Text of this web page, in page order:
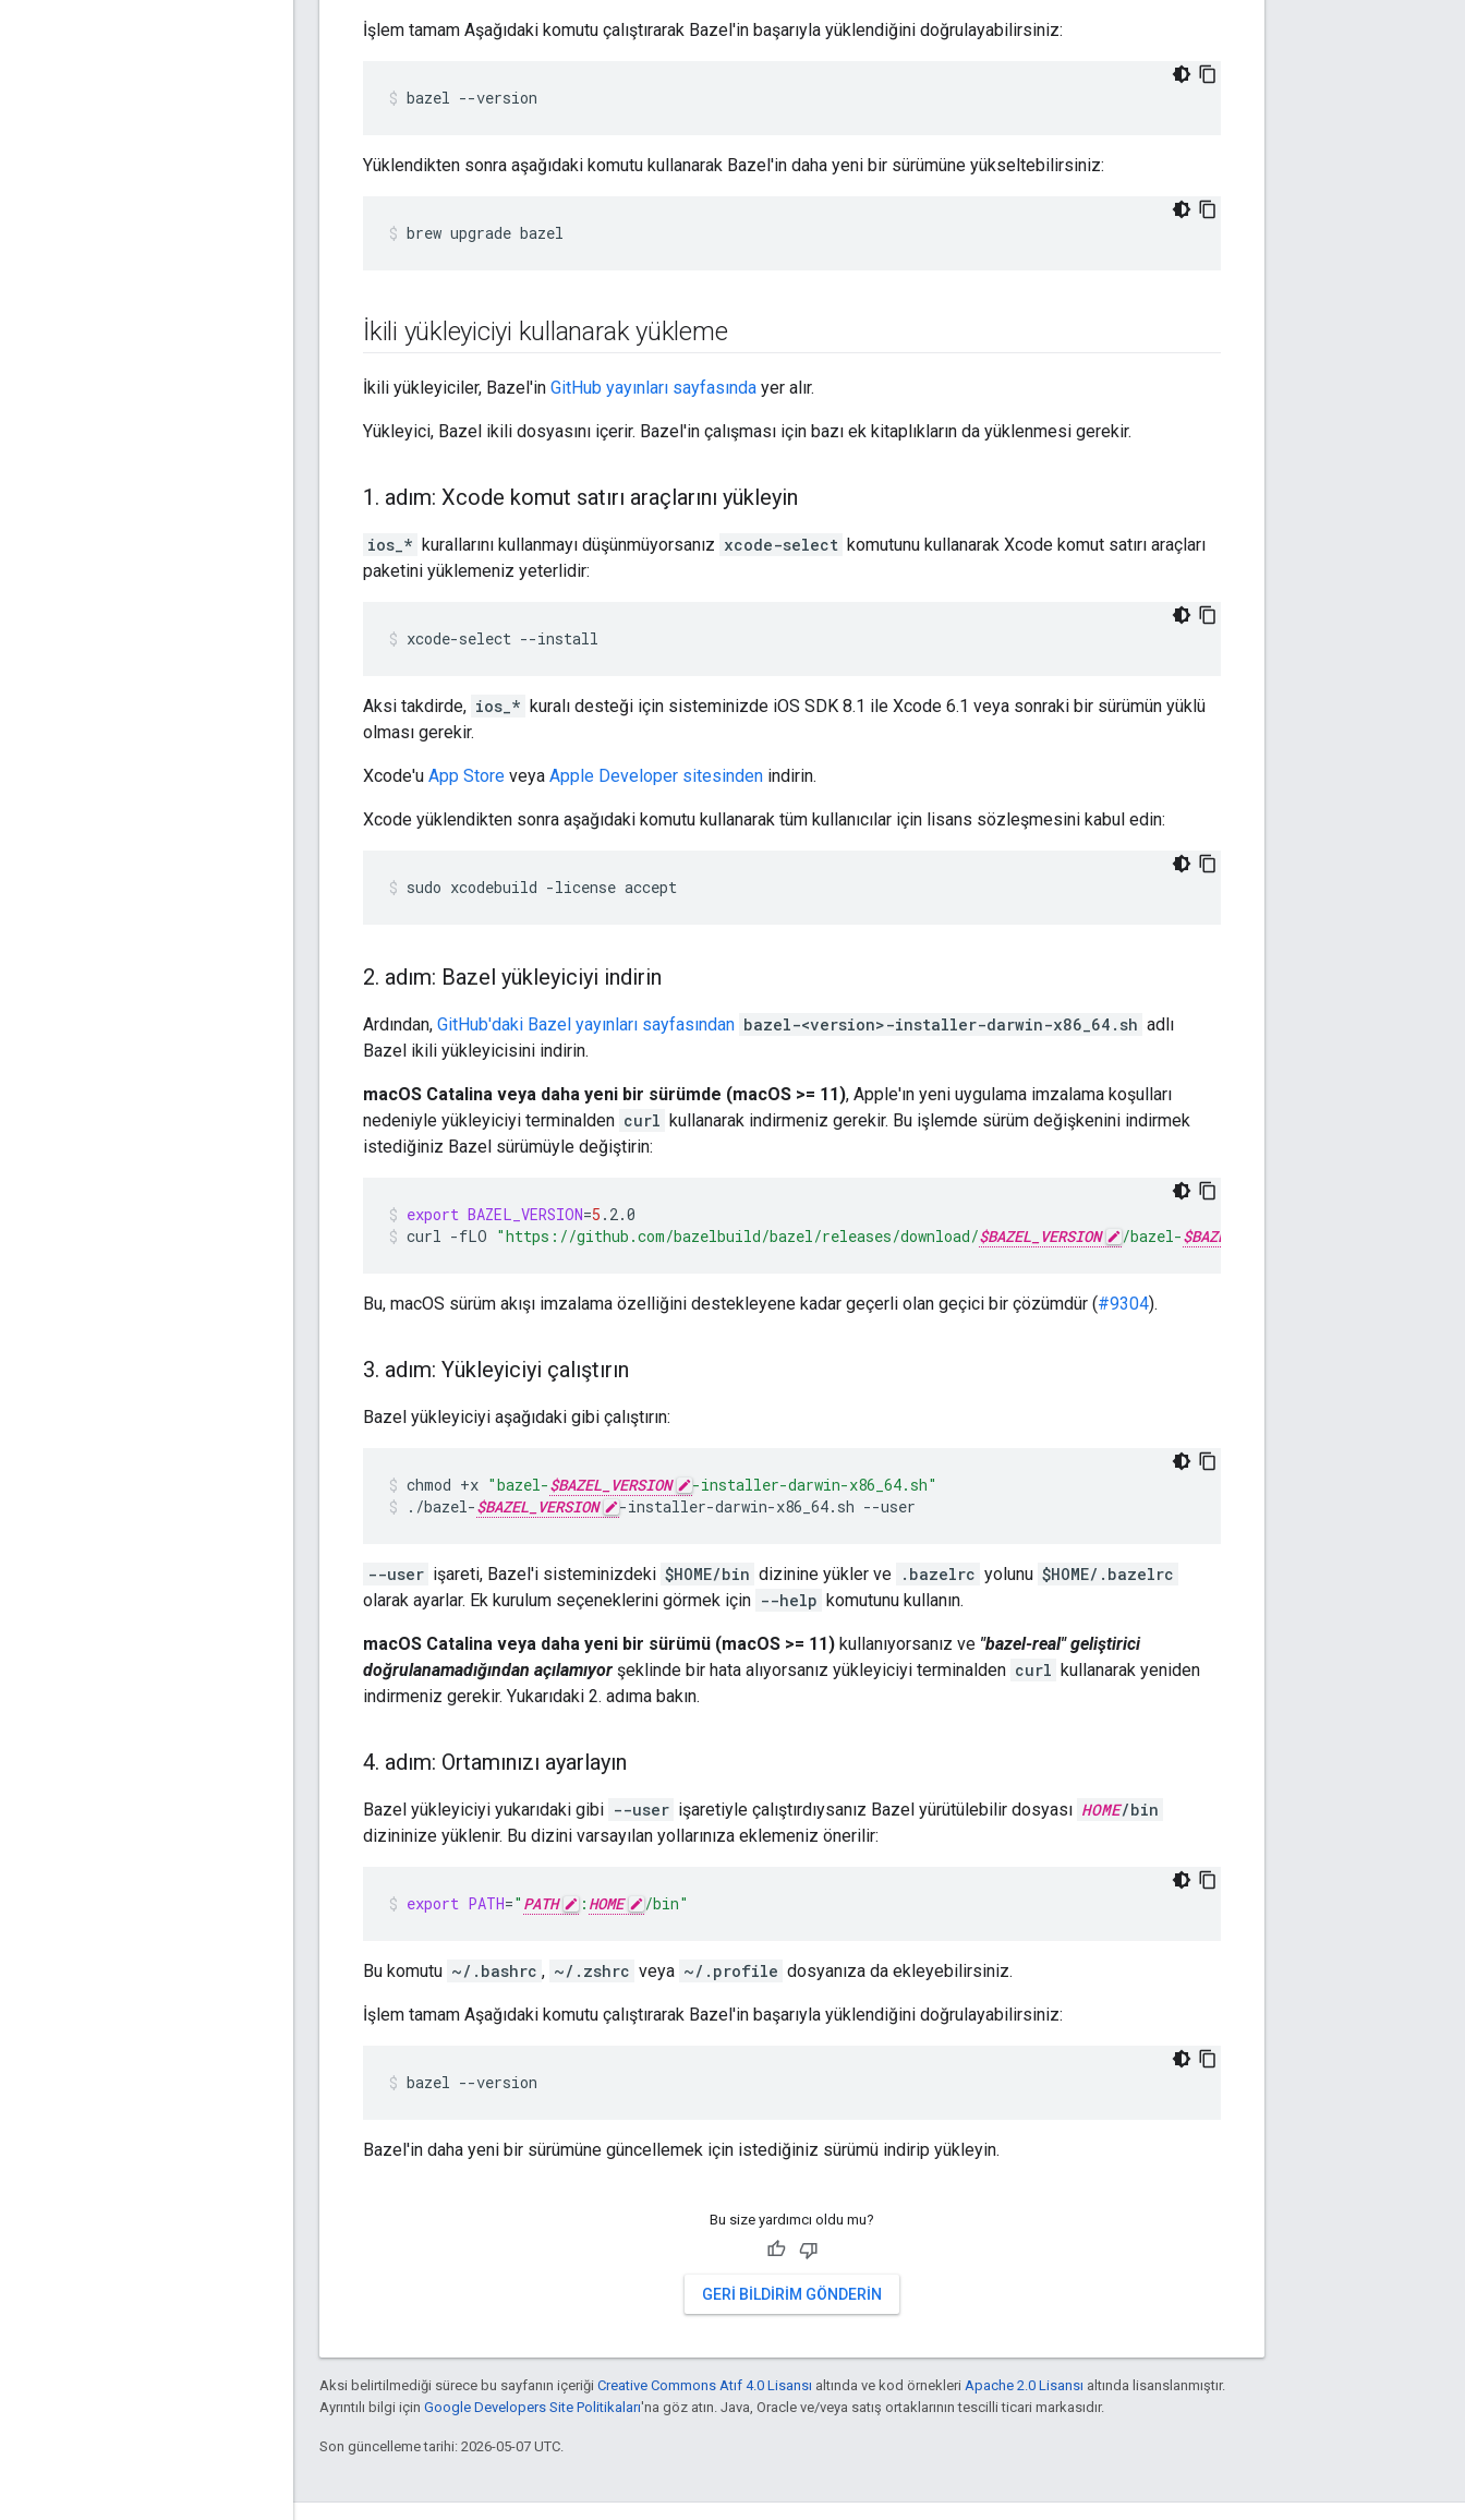
İşlem tamam Aşağıdaki komutu çalıştırarak Bazel'in başarıyla yüklendiğini doğrulayabilirsiniz:
bazel --version
Yüklendikten sonra aşağıdaki komutu kullanarak Bazel'in daha yeni bir sürümüne yükseltebilirsiniz:
brew upgrade bazel
İkili yükleyiciyi kullanarak yükleme
İkili yükleyiciler, Bazel'in GitHub yayınları sayfasında yer alır.
Yükleyici, Bazel ikili dosyasını içerir. Bazel'in çalışması için bazı ek kitaplıkların da yüklenmesi gerekir.
1 . adım: Xcode komut satırı araçlarını yükleyin
ios_* kurallarını kullanmayı düşünmüyorsanız xcode-select komutunu kullanarak Xcode komut satırı araçları
paketini yüklemeniz yeterlidir:
xcode-select --install
Aksi takdirde, ios_* kuralı desteği için sisteminizde iOS SDK 8.1 ile Xcode 6.1 veya sonraki bir sürümün yüklü
olması gerekir.
Xcode'u App Store veya Apple Developer sitesinden indirin.
Xcode yüklendikten sonra aşağıdaki komutu kullanarak tüm kullanıcılar için lisans sözleşmesini kabul edin:
sudo xcodebuild -license accept
2. adım: Bazel yükleyiciyi indirin
Ardından, GitHub'daki Bazel yayınları sayfasından bazel-<version>-installer-darwin-x86_64.sh adlı
Bazel ikili yükleyicisini indirin.
macOS Catalina veya daha yeni bir sürümde (macOS >= 11), Apple'ın yeni uygulama imzalama koşulları
nedeniyle yükleyiciyi terminalden curl kullanarak indirmeniz gerekir. Bu işlemde sürüm değişkenini indirmek
istediğiniz Bazel sürümüyle değiştirin:
export BAZEL_VERSION=5 .2.0
curl -fLO "https://github.com/bazelbuild/bazel/releases/download/$BAZEL_VERSION /bazel-$BAZEL_VERSION
Bu, macOS sürüm akışı imzalama özelliğini destekleyene kadar geçerli olan geçici bir çözümdür (#9304).
3. adım: Yükleyiciyi çalıştırın
Bazel yükleyiciyi aşağıdaki gibi çalıştırın:
chmod +x "bazel-$BAZEL_VERSION
-installer-darwin-x86_64.sh"
./bazel-$BAZEL_VERSION -installer-darwin-x86_64.sh --user
--user işareti, Bazel'i sisteminizdeki $HOME/bin dizinine yükler ve .bazelrc yolunu $HOME/.bazelrc
olarak ayarlar. Ek kurulum seçeneklerini görmek için --help komutunu kullanın.
macOS Catalina veya daha yeni bir sürümü (macOS >= 11) kullanıyorsanız ve "bazel-real" geliştirici
doğrulanamadığından açılamıyor şeklinde bir hata alıyorsanız yükleyiciyi terminalden curl kullanarak yeniden
indirmeniz gerekir. Yukarıdaki 2. adıma bakın.
4. adım: Ortamınızı ayarlayın
Bazel yükleyiciyi yukarıdaki gibi --user işaretiyle çalıştırdıysanız Bazel yürütülebilir dosyası HOME/bin
dizininize yüklenir. Bu dizini varsayılan yollarınıza eklemeniz önerilir:
export PATH=" PATH : HOME /bin"
Bu komutu ~/.bashrc , ~/.zshrc veya ~/.profile dosyanıza da ekleyebilirsiniz.
İşlem tamam Aşağıdaki komutu çalıştırarak Bazel'in başarıyla yüklendiğini doğrulayabilirsiniz:
bazel --version
Bazel'in daha yeni bir sürümüne güncellemek için istediğiniz sürümü indirip yükleyin.
Bu size yardımcı oldu mu?
GERI BILDIRIM GÖNDERIN
Aksi belirtilmediği sürece bu sayfanın içeriği Creative Commons Atıf 4.0 Lisansı altında ve kod örnekleri Apache 2.0 Lisansı altında lisanslanmıştır.
Ayrıntılı bilgi için Google Developers Site Politikaları'na göz atın. Java, Oracle ve/veya satış ortaklarının tescilli ticari markasıdır.
Son güncelleme tarihi: 2026-05-07 UTC.